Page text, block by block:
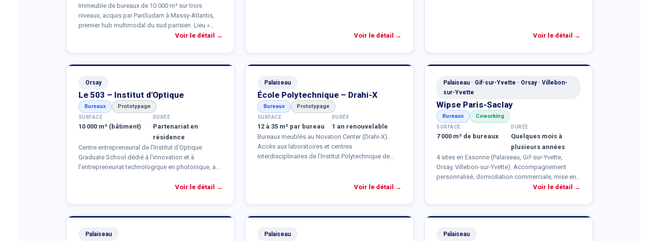
Immeuble de bureaux de 10 000 m² sur trois
niveaux, acquis par PariSudam à Massy-Atlantis,
premier hub multimodal du sud parisien. Lieu «
tremplin » pour des sociétés en post-incubation
écosystème collaboratif et animé par les
Voir le détail → . Annuaire complet surdestination-
Voir le détail → Voir le détail →
Orsay
Le 503 – Institut d'Optique
Bureaux Prototypage
SURFACE
10 000 m² (bâtiment)
DURÉE
Partenariat en
résidence
Centre entrepreneurial de l'Institut d'Optique
Graduate School dédié à l'innovation et à
l'entrepreneuriat technologique en photonique, au
de 20 entreprises partenaires accueillies en
Entrepreneurs (FIE).
Voir le détail →
Palaiseau
École Polytechnique – Drahi-X
Bureaux Prototypage
SURFACE
12 à 35 m² par bureau
DURÉE
1 an renouvelable
Bureaux meublés au Novation Center (Drahi-X).
Accès aux laboratoires et centres
interdisciplinaires de l'Institut Polytechnique de
machines sur 1 000 m², laboratoire de bio-Voir le détail →
Palaiseau · Gif-sur-Yvette · Orsay · Villebon-
sur-Yvette
Wipse Paris-Saclay
Bureaux Coworking
SURFACE
7 000 m² de bureaux
DURÉE
Quelques mois à
plusieurs années
4 sites en Essonne (Palaiseau, Gif-sur-Yvette,
Orsay, Villebon-sur-Yvette). Accompagnement
personnalisé, domiciliation commerciale, mise en
réseau auprès des partenaires, ateliers animés.
Voir le détail →
Palaiseau Palaiseau Palaiseau